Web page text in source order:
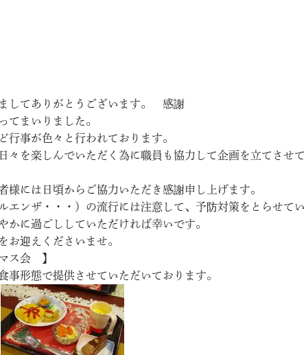
してありがとうございます。 感謝
てまいりました。
行事が色々と行われております。
々を楽しんでいただく為に職員も協力して企画を立てさせ
様には日頃からご協力いただき感謝申し上げます。
エンザ・・・）の流行には注意して、予防対策をとらせてい
かに過ごししていただければ幸いです。
お迎えくださいませ。
ス会 】
事形態で提供させていただいております。